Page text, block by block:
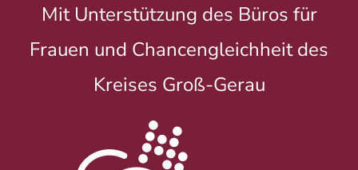
Mit Unterstützung des Büros für
Frauen und Chancengleichheit des
Kreises Groß-Gerau